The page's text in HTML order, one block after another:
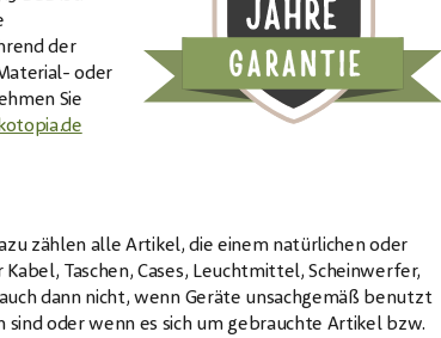
der
oder
Sie
zählen alle Artikel, die einem natürlichen oder
Taschen, Cases, Leuchtmittel, Scheinwerfer,
dann nicht, wenn Geräte unsachgemäß benutzt
oder wenn es sich um gebrauchte Artikel bzw.